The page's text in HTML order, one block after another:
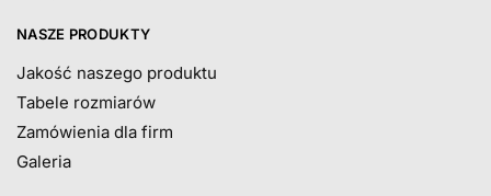
NASZE PRODUKTY
Jakość naszego produktu
Tabele rozmiarów
Zamówienia dla firm
Galeria